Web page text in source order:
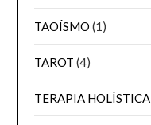
TAOÍSMO (1)
TAROT (4)
TERAPIA HOLÍSTICA